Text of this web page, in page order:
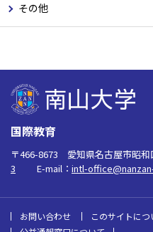
その他
国際教育
〒466-8673 愛知県名古屋市昭和
3
E-mail： intl-
お問い合わせ このサイトにつ